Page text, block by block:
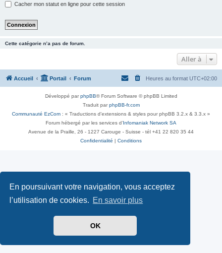
En poursuivant votre navigation, vous acceptez
l’utilisation de cookies. En savoir plus
OK
Cacher mon statut en ligne pour cette session
Cette catégorie n’a pas de forum.
Aller à
Accueil Portail Forum Heures au format UTC+02:00
Développé parphpBB® Forum Software © phpBB Limited
Traduit parphpBB-fr.com
Communauté EzCom : « Traductions d'extensions & styles pour phpBB 3.2.x & 3.3.x »
Forum hébergé par les services d’ Infomaniak Network SA
Avenue de la Praille, 26 - 1227 Carouge - Suisse - tél +41 22 820 35 44
Confidentialité
Conditions